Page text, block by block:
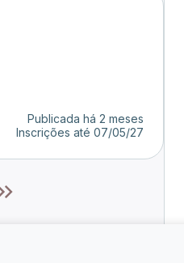
Publicada há 2 meses
Inscrições até 07/05/27